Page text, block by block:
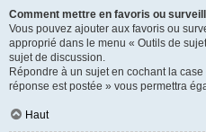
Comment mettre en favoris ou
Vous pouvez ajouter aux favoris ou
approprié dans le menu « Outils de
sujet de discussion.
Répondre à un sujet en cochant la
réponse est postée » vous permettra
Haut